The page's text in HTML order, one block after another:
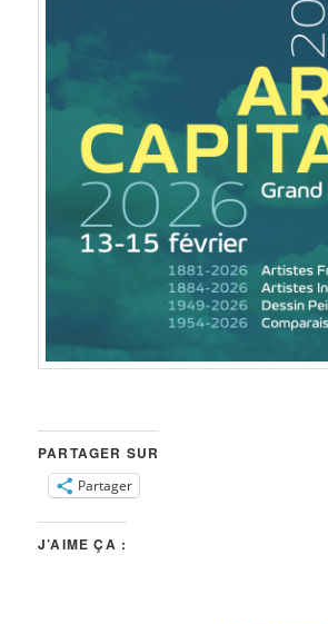
PARTAGER SUR
Partager
J’AIME ÇA :